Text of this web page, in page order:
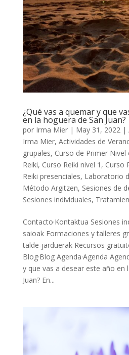
¿Qué vas a quemar y que
en la hoguera de San Juan?
por Irma Mier| May 31, 2022 |
Irma Mier, Actividades de
grupales, Curso de Primer Nivel
Reiki, Curso Reiki nivel 1 , Curso
Reiki presenciales, Laboratorio
Método Argitzen, Sesiones de
Sesiones individuales,
Contacto·Kontaktua Sesiones
saioak Formaciones y talleres
talde-jarduerak Recursos
Blog·Blog Agenda·Agenda
y que vas a desear este año en
Juan? En...